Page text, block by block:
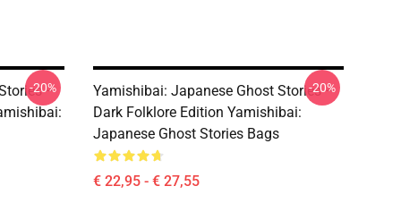
–
-20%
Yamishibai: Japanese Ghost Stories –
Dark Folklore Edition Yamishibai:
Japanese Ghost Stories Bags
€ 22,95 - € 27,55
-20%